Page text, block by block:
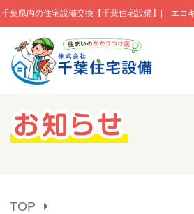
千葉県内の住宅設備交換【千葉住宅設備】| エコ
このページの本文へ移動
キャンペーン一覧
TOP